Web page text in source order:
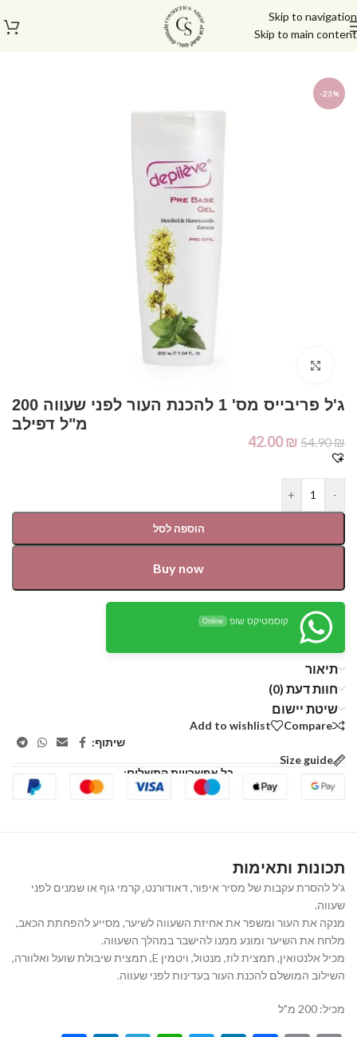
Skip to navigation
Skip to main content
עמוד הבית/מוצרי שיער
-23%
ג'ל פריבייס מס' 1 להכנת העור לפני שעווה 200
מ"ל דפילב
54.90₪
42.00₪
-
+
הוספה לסל
Buy now
קוסמטיקס שופ Online
תיאור
חוות דעת (0)
שיטת יישום
Compare
Add to wishlist
שיתוף:
Size guide
כל אפשרויות התשלום:
תכונות ותאימות
ג'ל להסרת עקבות של מסיר איפור, דאודורנט, קרמי גוף או שמנים לפני
שעווה.
מנקה את העור ומשפר את אחיזת השעווה לשיער, מסייע להפחתת הכאב,
מלחח את השיער ומונע ממנו להישבר במהלך השעווה.
מכיל אלנטואין, תמצית לוז, מנטול, ויטמין E, תמצית שיבולת שועל ואלוורה,
השילוב המושלם להכנת העור בעדינות לפני שעווה.
מכיל: 200 מ"ל